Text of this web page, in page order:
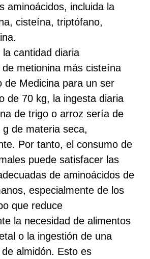
aminoácidos, incluida la
cisteína, triptófano,
cantidad diaria
metionina más cisteína
de Medicina para un ser
de 70 kg, la ingesta diaria
de trigo o arroz sería de
de materia seca,
Por tanto, el consumo de
puede satisfacer las
de aminoácidos de
especialmente de los
que reduce
la necesidad de alimentos
o la ingestión de una
almidón. Esto es